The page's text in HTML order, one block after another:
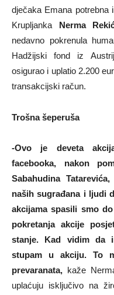
dječaka Emana
Krupljanka Nerma
nedavno pokrenula
Hadžijski fond iz
osigurao i uplatio 2.200
transakcijski račun.
Trošna šeperuša
-Ovo je deveta
facebooka, nakon
Sabahudina
naših sugrađana i ljudi
akcijama spasili smo
pokretanja akcije
stanje. Kad vidim da
stupam u akciju. To
prevaranata, kaže
uplaćuju isključivo na